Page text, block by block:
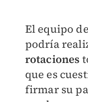
El equipo
podría
rotaciones
que es
firmar su